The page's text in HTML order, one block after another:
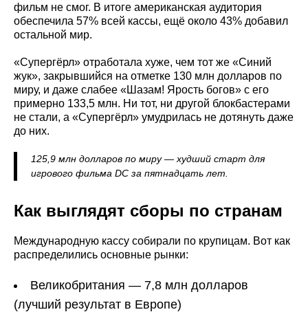
фильм не смог. В итоге американская аудитория
обеспечила 57% всей кассы, ещё около 43% добавил
остальной мир.
«Супергёрл» отработала хуже, чем тот же «Синий
жук», закрывшийся на отметке 130 млн долларов по
миру, и даже слабее «Шазам! Ярость богов» с его
примерно 133,5 млн. Ни тот, ни другой блокбастерами
не стали, а «Супергёрл» умудрилась не дотянуть даже
до них.
125,9 млн долларов по миру — худший старт для
игрового фильма DC за пятнадцать лет.
Как выглядят сборы по странам
Международную кассу собирали по крупицам. Вот как
распределились основные рынки:
Великобритания — 7,8 млн долларов
(лучший результат в Европе)